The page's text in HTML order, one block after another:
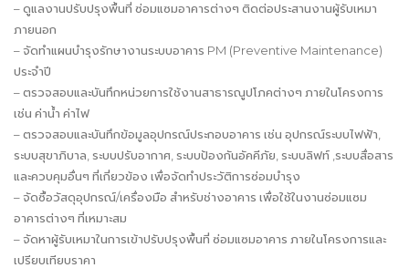
– ดูแลงานปรับปรุงพื้นที่ ซ่อมแซมอาคารต่างๆ ติดต่อประสานงานผู้รับเหมา
ภายนอก
– จัดทำแผนบำรุงรักษางานระบบอาคาร PM (Preventive Maintenance)
ประจำปี
– ตรวจสอบและบันทึกหน่วยการใช้งานสาธารณูปโภคต่างๆ ภายในโครงการ
เช่น ค่าน้ำ ค่าไฟ
– ตรวจสอบและบันทึกข้อมูลอุปกรณ์ประกอบอาคาร เช่น อุปกรณ์ระบบไฟฟ้า,
ระบบสุขาภิบาล, ระบบปรับอากาศ, ระบบป้องกันอัคคีภัย, ระบบลิฟท์ ,ระบบสื่อสาร
และควบคุมอื่นๆ ที่เกี่ยวข้อง เพื่อจัดทำประวัติการซ่อมบำรุง
– จัดซื้อวัสดุอุปกรณ์/เครื่องมือ สำหรับช่างอาคาร เพื่อใช้ในงานซ่อมแซม
อาคารต่างๆ ที่เหมาะสม
– จัดหาผู้รับเหมาในการเข้าปรับปรุงพื้นที่ ซ่อมแซมอาคาร ภายในโครงการและ
เปรียบเทียบราคา